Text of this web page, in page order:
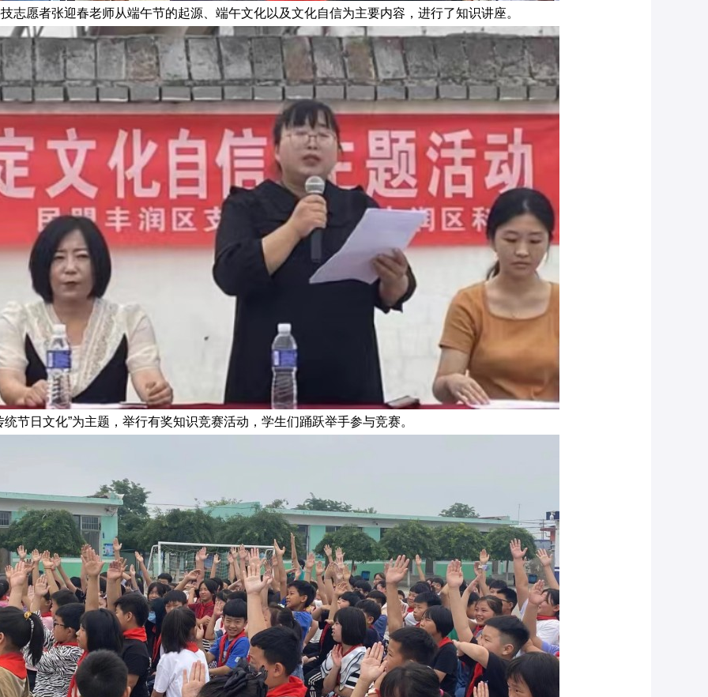
志愿者张迎春老师从端午节的起源、端午文化以及文化自信为主要内容，进行了知识讲座。
统节日文化”为主题，举行有奖知识竞赛活动，学生们踊跃举手参与竞赛。